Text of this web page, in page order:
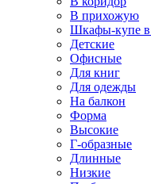
В прихожую
Шкафы-купе в
Детские
Офисные
Для книг
Для одежды
На балкон
Форма
Высокие
Г-образные
Длинные
Низкие